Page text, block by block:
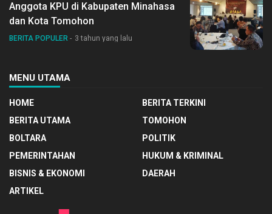
Anggota KPU di Kabupaten Minahasa
dan Kota Tomohon
BERITA POPULER 3 tahun yang lalu
MENU UTAMA
HOME
BERITA TERKINI
BERITA UTAMA
TOMOHON
BOLTARA
POLITIK
PEMERINTAHAN
HUKUM & KRIMINAL
BISNIS & EKONOMI
DAERAH
ARTIKEL